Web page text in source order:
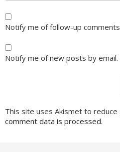
Notify me of follow-up
Notify me of new posts by email.
This site uses Akismet to reduce
comment data is processed.